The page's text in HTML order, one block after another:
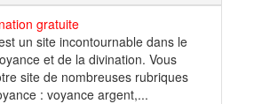
gratuite
un site incontournable dans le
et de la divination. Vous
site de nombreuses rubriques
: voyance argent,...